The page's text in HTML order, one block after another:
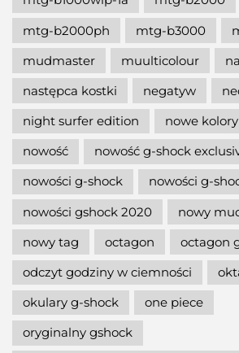
mtg-b2000ph
mtg-b3000
mudmaster
muulticolour
następca kostki
negatyw
night surfer edition
nowe
nowość
nowość g-shock
nowości g-shock
nowości g-
nowości gshock 2020
nowy
nowy tag
octagon
octagon
odczyt godziny w ciemności
okulary g-shock
one piece
oryginalny gshock